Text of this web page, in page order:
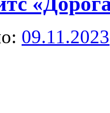
09.11.2023